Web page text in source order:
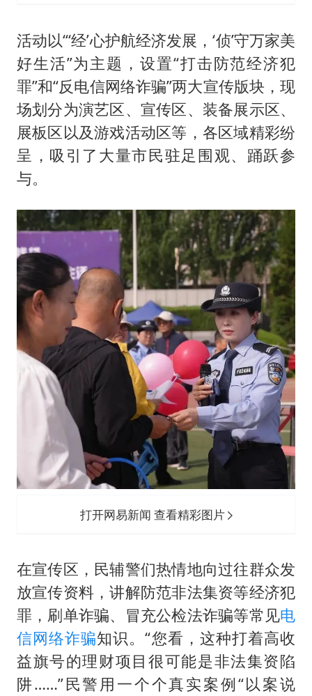
活动以“‘经’心护航经济发展，‘侦’守万家美
好生活”为主题，设置“打击防范经济犯
罪”和“反电信网络诈骗”两大宣传版块，现
场划分为演艺区、宣传区、装备展示区、
展板区以及游戏活动区等，各区域精彩纷
呈，吸引了大量市民驻足围观、踊跃参
与。
打开网易新闻 查看精彩图片
在宣传区，民辅警们热情地向过往群众发
放宣传资料，讲解防范非法集资等经济犯
罪，刷单诈骗、冒充公检法诈骗等常见电
信网络诈骗知识。“您看，这种打着高收
益旗号的理财项目很可能是非法集资陷
阱……”民警用一个个真实案例“以案说